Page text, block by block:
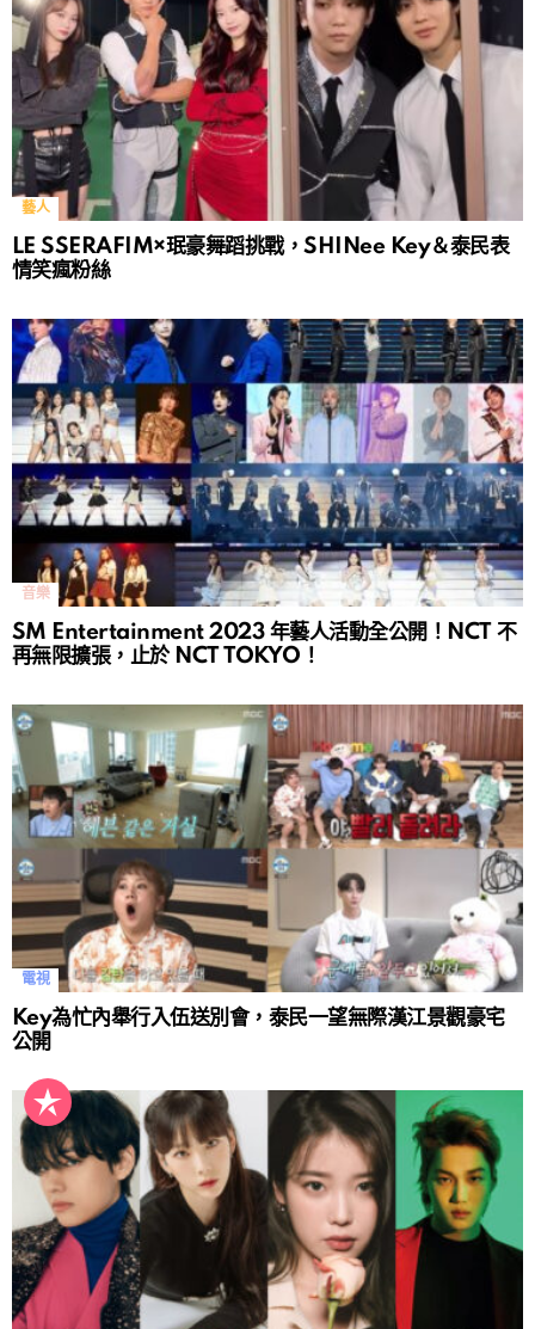
藝人
LE SSERAFIM×珉豪舞蹈挑戰，SHINee Key＆泰民表
情笑瘋粉絲
音樂
SM Entertainment 2023 年藝人活動全公開！NCT 不
再無限擴張，止於 NCT TOKYO！
電視
Key為忙內舉行入伍送別會，泰民一望無際漢江景觀豪宅
公開